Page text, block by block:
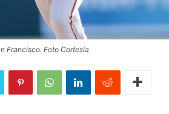
Francisco. Foto Cortesía